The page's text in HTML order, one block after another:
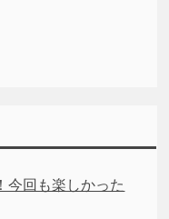
今回も楽しかった